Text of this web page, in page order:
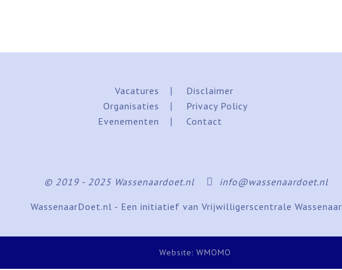
Vacatures
Organisaties
Evenementen
Disclaimer
Privacy Policy
Contact
© 2019 - 2025 Wassenaardoet.nl info@wassenaardoet.nl
WassenaarDoet.nl - Een initiatief van Vrijwilligerscentrale Wassenaar
Website: WMOMO